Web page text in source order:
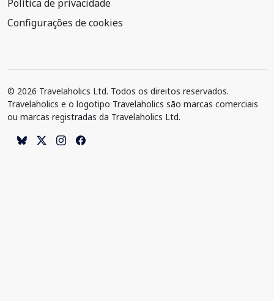
Política de privacidade
Configurações de cookies
© 2026 Travelaholics Ltd. Todos os direitos reservados.
Travelaholics e o logotipo Travelaholics são marcas comerciais
ou marcas registradas da Travelaholics Ltd.